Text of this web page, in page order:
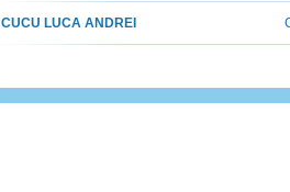
CUCU LUCA ANDREI